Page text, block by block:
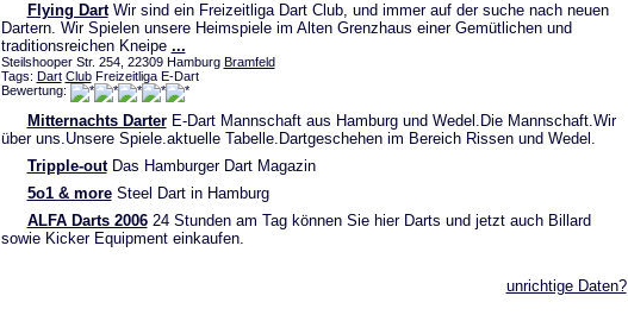
Flying DartWir sind ein Freizeitliga Dart Club, und immer auf der suche nach neuen
Dartern. Wir Spielen unsere Heimspiele im Alten Grenzhaus einer Gemütlichen und
traditionsreichen Kneipe ...
Steilshooper Str. 254, 22309 Hamburg Bramfeld
Tags: Dart ClubFreizeitliga E-Dart
Bewertung:
Mitternachts DarterE-Dart Mannschaft aus Hamburg und Wedel.Die Mannschaft.Wir
über uns.Unsere Spiele.aktuelle Tabelle.Dartgeschehen im Bereich Rissen und Wedel.
Tripple-outDas Hamburger Dart Magazin
5o1 & moreSteel Dart in Hamburg
ALFA Darts 200624 Stunden am Tag können Sie hier Darts und jetzt auch Billard
sowie Kicker Equipment einkaufen.
unrichtige Daten?